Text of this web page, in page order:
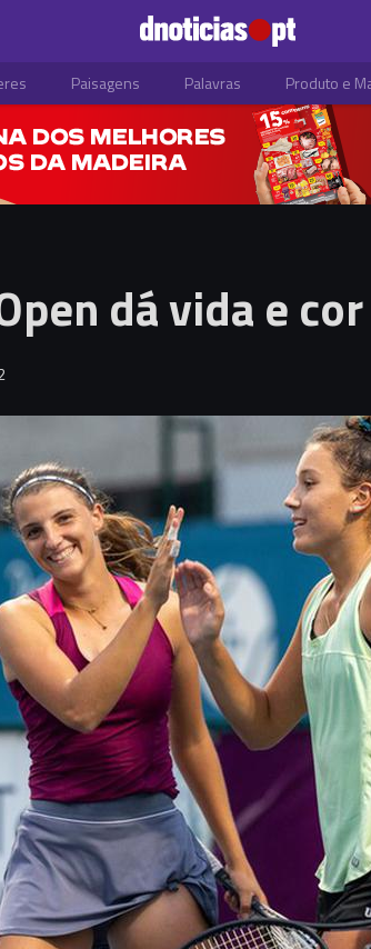
Paisagens Palavras Produto e
dá vida e